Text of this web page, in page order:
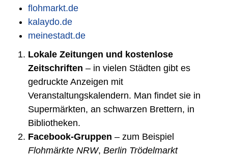
flohmarkt.de
kalaydo.de
meinestadt.de
Lokale Zeitungen und kostenlose
Zeitschriften – in vielen Städten gibt es
gedruckte Anzeigen mit
Veranstaltungskalendern. Man findet sie in
Supermärkten, an schwarzen Brettern, in
Bibliotheken.
Facebook-Gruppen – zum Beispiel
Flohmärkte NRW, Berlin Trödelmarkt